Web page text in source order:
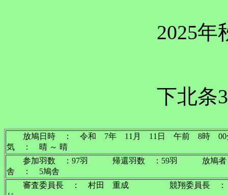
2025年
下北条
放鳩日時 ： 令和 7年 11月 11日 午前
気 ： 晴 ～ 晴
参加羽数 ：97羽 帰還羽数 ：59羽 放鳩者
舎 ： 5鳩舎
審査委員長 ： 村田 重成 競翔委員長 ：